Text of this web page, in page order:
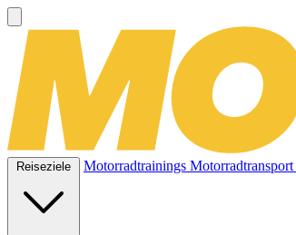
Reiseziele Motorradtrainings Motorradtransport